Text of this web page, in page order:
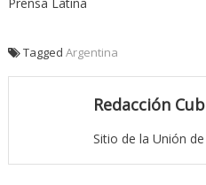
Tagged Argentina
Redacción
Sitio de la Unión